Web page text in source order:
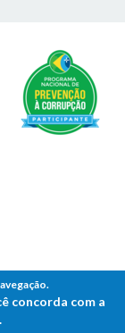
concorda com a